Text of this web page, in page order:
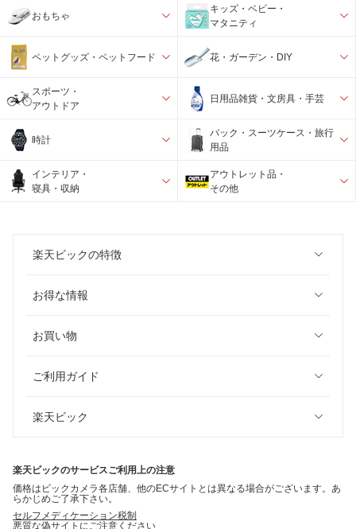
おもちゃ
キッズ・ベビー・
マタニティ
ペットグッズ・ペットフード 花・ガーデン・DIY
スポーツ・
アウトドア
日用品雑貨・文房具・手芸
時計
バック・スーツケース・旅行
用品
インテリア・
寝具・収納
アウトレット品・
その他
楽天ビックの特徴
お得な情報
お買い物
ご利用ガイド
楽天ビック
楽天ビックのサービスご利用上の注意
価格はビックカメラ各店舗、他のECサイトとは異なる場合がございます。あ
らかじめご了承下さい。
セルフメディケーション税制
悪質な偽サイトにご注意ください